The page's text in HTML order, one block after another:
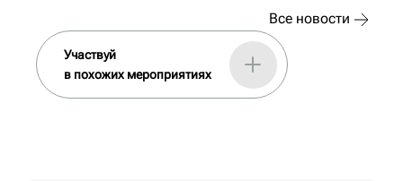
Все новости
Участвуй
в похожих мероприятиях